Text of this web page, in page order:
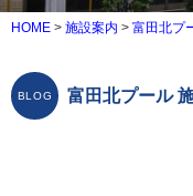
HOME > 施設案内 > 富田北プ
富田北プール